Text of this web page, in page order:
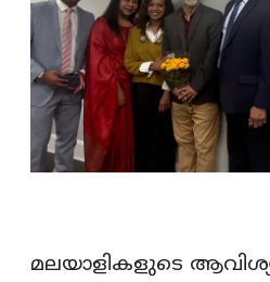
മലയാളികളുടെ